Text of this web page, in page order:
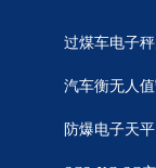
防爆电子天平